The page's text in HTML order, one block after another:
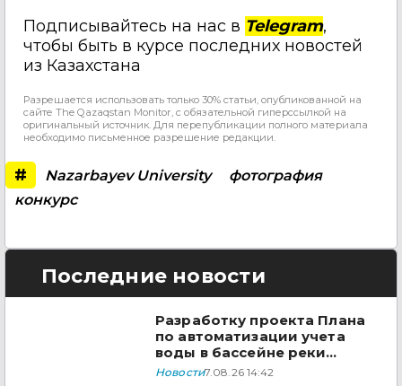
Подписывайтесь на нас в Telegram,
чтобы быть в курсе последних новостей
из Казахстана
Разрешается использовать только 30% статьи, опубликованной на
сайте The Qazaqstan Monitor, с обязательной гиперссылкой на
оригинальный источник. Для перепубликации полного материала
необходимо письменное разрешение редакции.
# Nazarbayev University
фотография
конкурс
Последние новости
Разработку проекта Плана
по автоматизации учета
воды в бассейне реки
Сырдарья одобрили
Новости7.08.26 14:42